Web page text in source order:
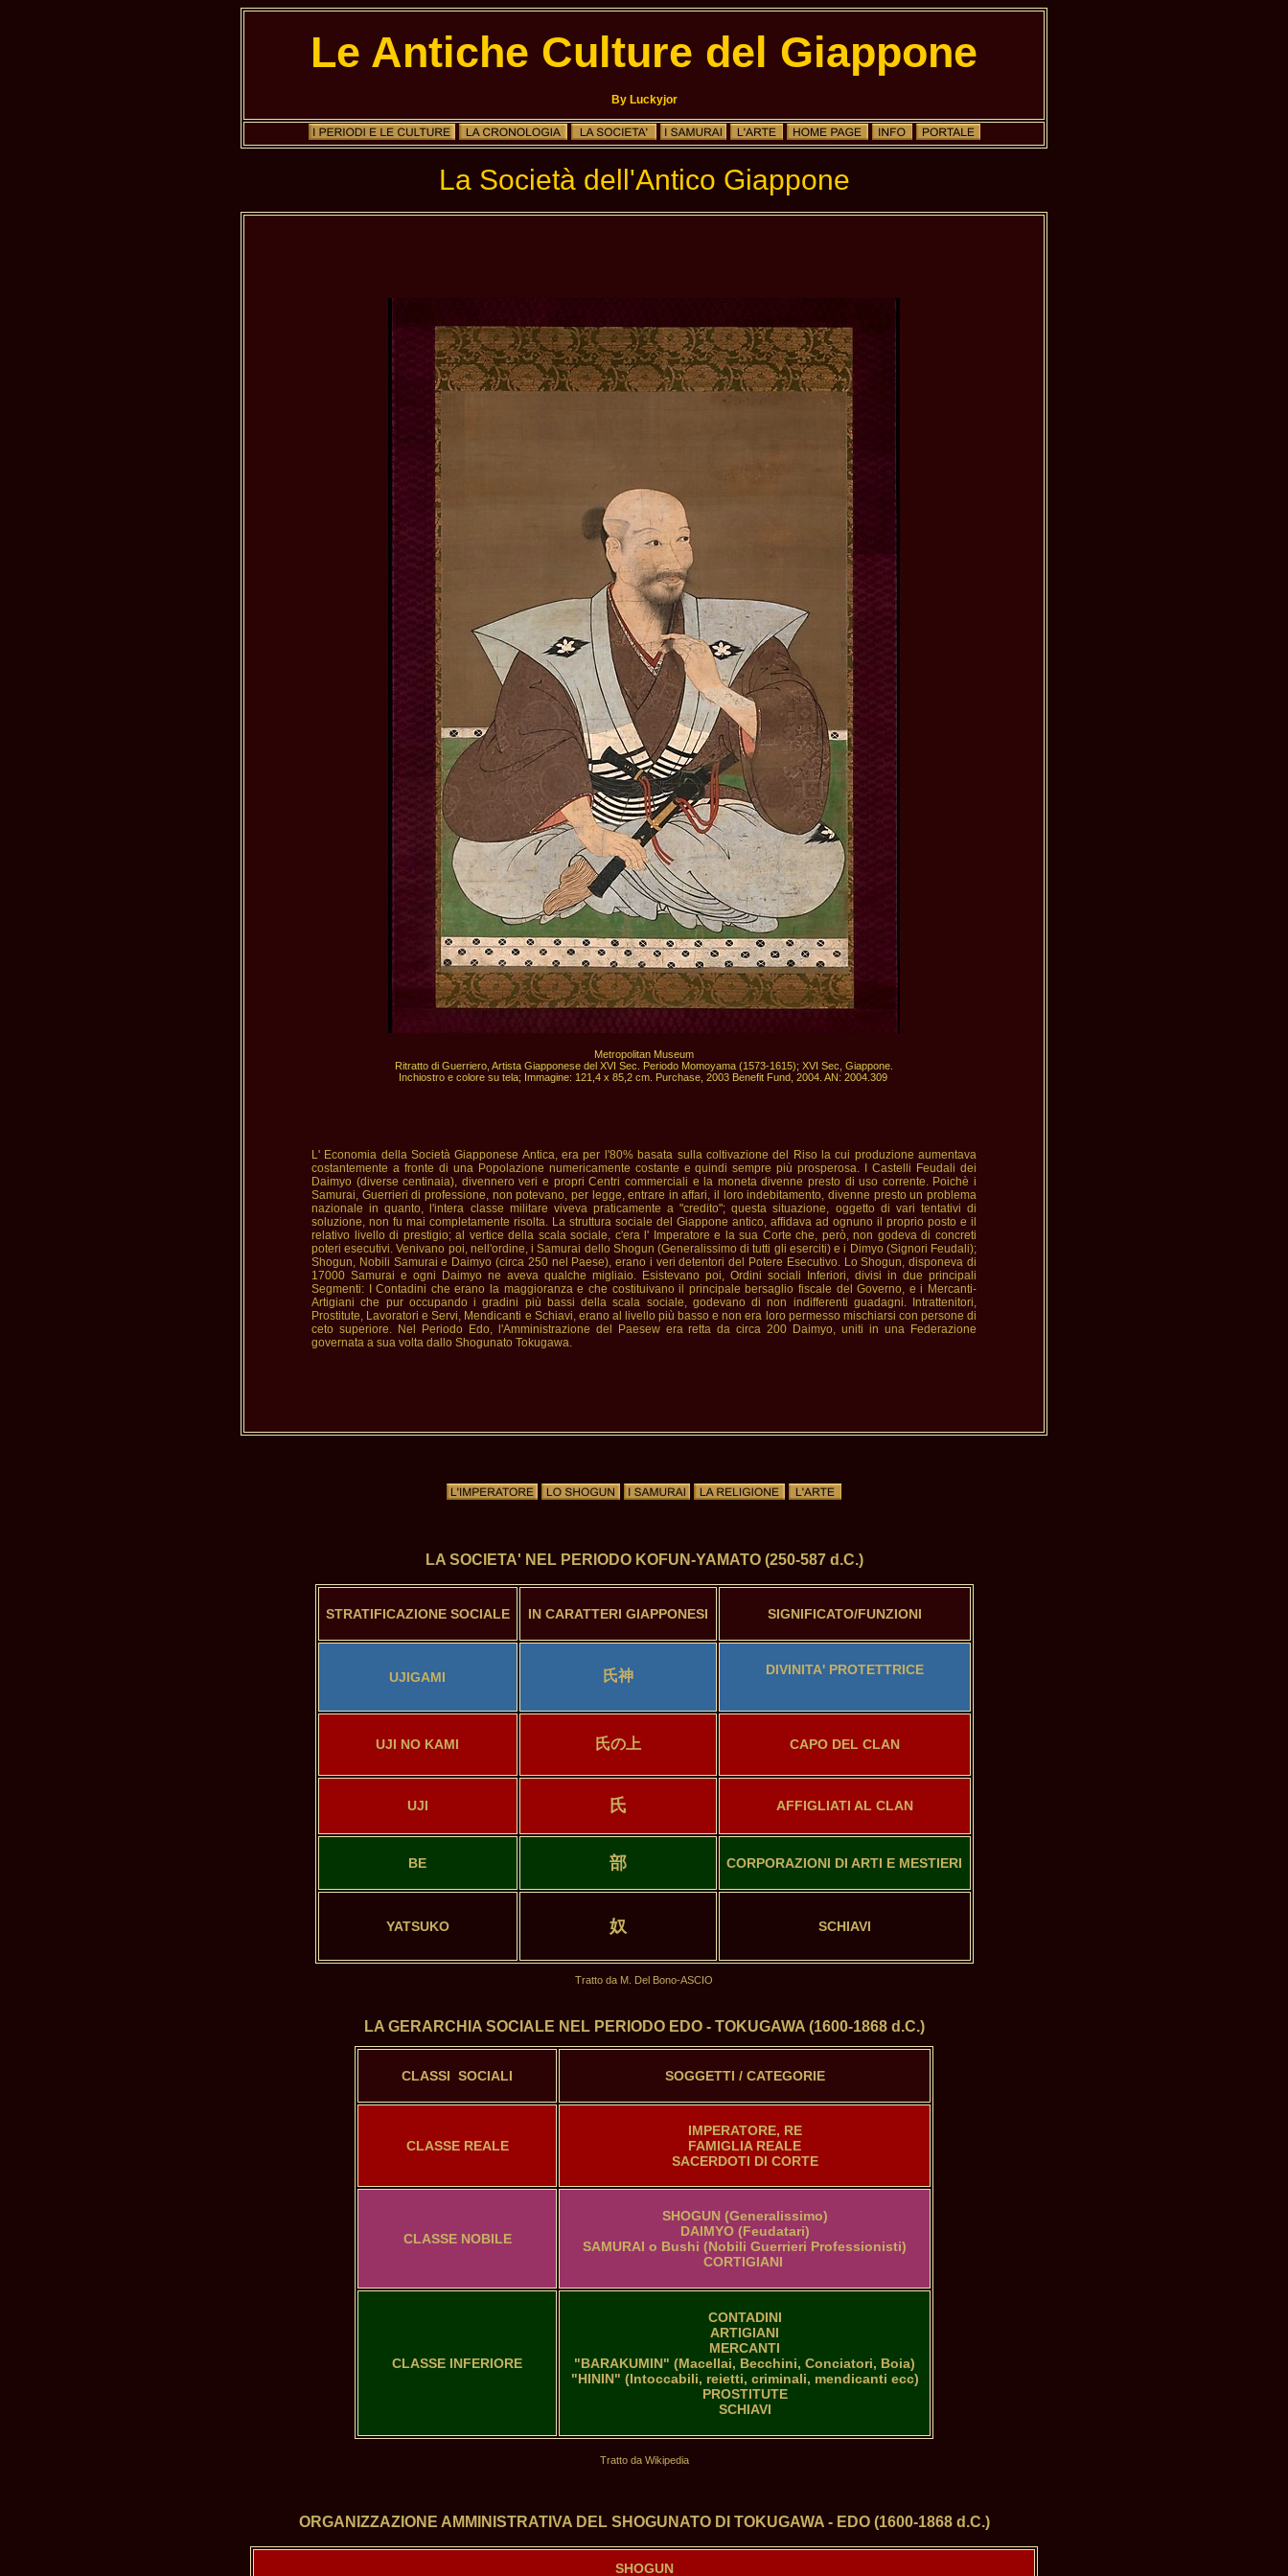
Le Antiche Culture del Giappone
By Luckyjor
La Società dell'Antico Giappone
Metropolitan Museum
Ritratto di Guerriero, Artista Giapponese del XVI Sec. Periodo Momoyama (1573-1615); XVI Sec, Giappone.
L' Economia della Società Giapponese Antica, era per l'80% basata sulla coltivazione del Riso la cui produzione aumentava
costantemente a fronte di una Popolazione numericamente costante e quindi sempre più prosperosa. I Castelli Feudali dei
Daimyo (diverse centinaia), divennero veri e propri Centri commerciali e la moneta divenne presto di uso corrente. Poichè i
Samurai, Guerrieri di professione, non potevano, per legge, entrare in affari, il loro indebitamento, divenne presto un problema
nazionale in quanto, l'intera classe militare viveva praticamente a "credito"; questa situazione, oggetto di vari tentativi di
soluzione, non fu mai completamente risolta. La struttura sociale del Giappone antico, affidava ad ognuno il proprio posto e il
relativo livello di prestigio; al vertice della scala sociale, c'era l' Imperatore e la sua Corte che, però, non godeva di concreti
poteri esecutivi. Venivano poi, nell'ordine, i Samurai dello Shogun (Generalissimo di tutti gli eserciti) e i Dimyo (Signori Feudali);
Shogun, Nobili Samurai e Daimyo (circa 250 nel Paese), erano i veri detentori del Potere Esecutivo. Lo Shogun, disponeva di
17000 Samurai e ogni Daimyo ne aveva qualche migliaio. Esistevano poi, Ordini sociali Inferiori, divisi in due principali
Segmenti: I Contadini che erano la maggioranza e che costituivano il principale bersaglio fiscale del Governo, e i Mercanti-
Artigiani che pur occupando i gradini più bassi della scala sociale, godevano di non indifferenti guadagni. Intrattenitori,
Prostitute, Lavoratori e Servi, Mendicanti e Schiavi, erano al livello più basso e non era loro permesso mischiarsi con persone di
ceto superiore. Nel Periodo Edo, l'Amministrazione del Paesew era retta da circa 200 Daimyo, uniti in una Federazione
governata a sua volta dallo Shogunato Tokugawa.
LA SOCIETA' NEL PERIODO KOFUN-YAMATO (250-587 d.C.)
STRATIFICAZIONE SOCIALE IN CARATTERI GIAPPONESI SIGNIFICATO/FUNZIONI
UJIGAMI 氏神 DIVINITA' PROTETTRICE
UJI NO KAMI 氏の上 CAPO DEL CLAN
UJI 氏 AFFIGLIATI AL CLAN
BE 部 CORPORAZIONI DI ARTI E MESTIERI
YATSUKO 奴 SCHIAVI
Tratto da M. Del Bono-ASCIO
LA GERARCHIA SOCIALE NEL PERIODO EDO - TOKUGAWA (1600-1868 d.C.)
CLASSI  SOCIALI SOGGETTI / CATEGORIE
CLASSE REALE
IMPERATORE, RE
FAMIGLIA REALE
SACERDOTI DI CORTE
CLASSE NOBILE
SHOGUN (Generalissimo)
DAIMYO (Feudatari)
SAMURAI o Bushi (Nobili Guerrieri Professionisti)
CORTIGIANI
CLASSE INFERIORE
CONTADINI
ARTIGIANI
MERCANTI
"BARAKUMIN" (Macellai, Becchini, Conciatori, Boia)
"HININ" (Intoccabili, reietti, criminali, mendicanti ecc)
PROSTITUTE
SCHIAVI
Tratto da Wikipedia
ORGANIZZAZIONE AMMINISTRATIVA DEL SHOGUNATO DI TOKUGAWA - EDO (1600-1868 d.C.)
SHOGUN